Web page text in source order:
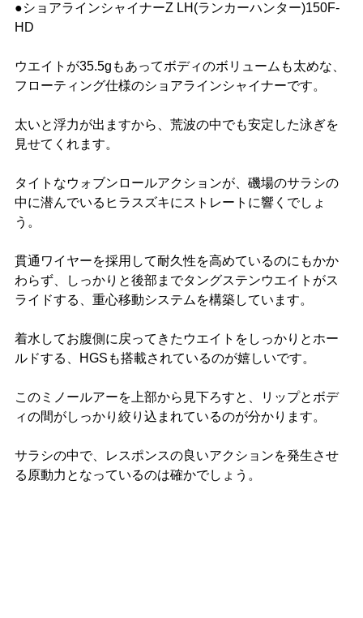
●ショアラインシャイナーZ LH(ランカーハンター)150F-
HD
ウエイトが35.5gもあってボディのボリュームも太めな、
フローティング仕様のショアラインシャイナーです。
太いと浮力が出ますから、荒波の中でも安定した泳ぎを
見せてくれます。
タイトなウォブンロールアクションが、磯場のサラシの
中に潜んでいるヒラスズキにストレートに響くでしょ
う。
貫通ワイヤーを採用して耐久性を高めているのにもかか
わらず、しっかりと後部までタングステンウエイトがス
ライドする、重心移動システムを構築しています。
着水してお腹側に戻ってきたウエイトをしっかりとホー
ルドする、HGSも搭載されているのが嬉しいです。
このミノールアーを上部から見下ろすと、リップとボデ
ィの間がしっかり絞り込まれているのが分かります。
サラシの中で、レスポンスの良いアクションを発生させ
る原動力となっているのは確かでしょう。